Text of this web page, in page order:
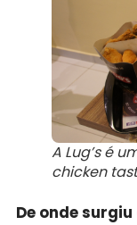
A Lug’s é
chicken
De onde